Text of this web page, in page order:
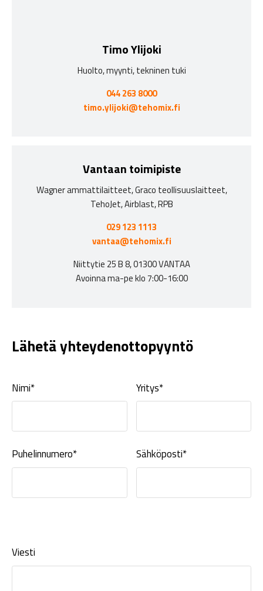
Timo Ylijoki
Huolto, myynti, tekninen tuki
044 263 8000
timo.ylijoki@tehomix.fi
Vantaan toimipiste
Wagner ammattilaitteet, Graco teollisuuslaitteet,
TehoJet, Airblast, RPB
029 123 1113
vantaa@tehomix.fi
Niittytie 25 B 8, 01300 VANTAA
Avoinna ma-pe klo 7:00-16:00
Lähetä yhteydenottopyyntö
Nimi* Yritys*
Puhelinnumero* Sähköposti*
Viesti